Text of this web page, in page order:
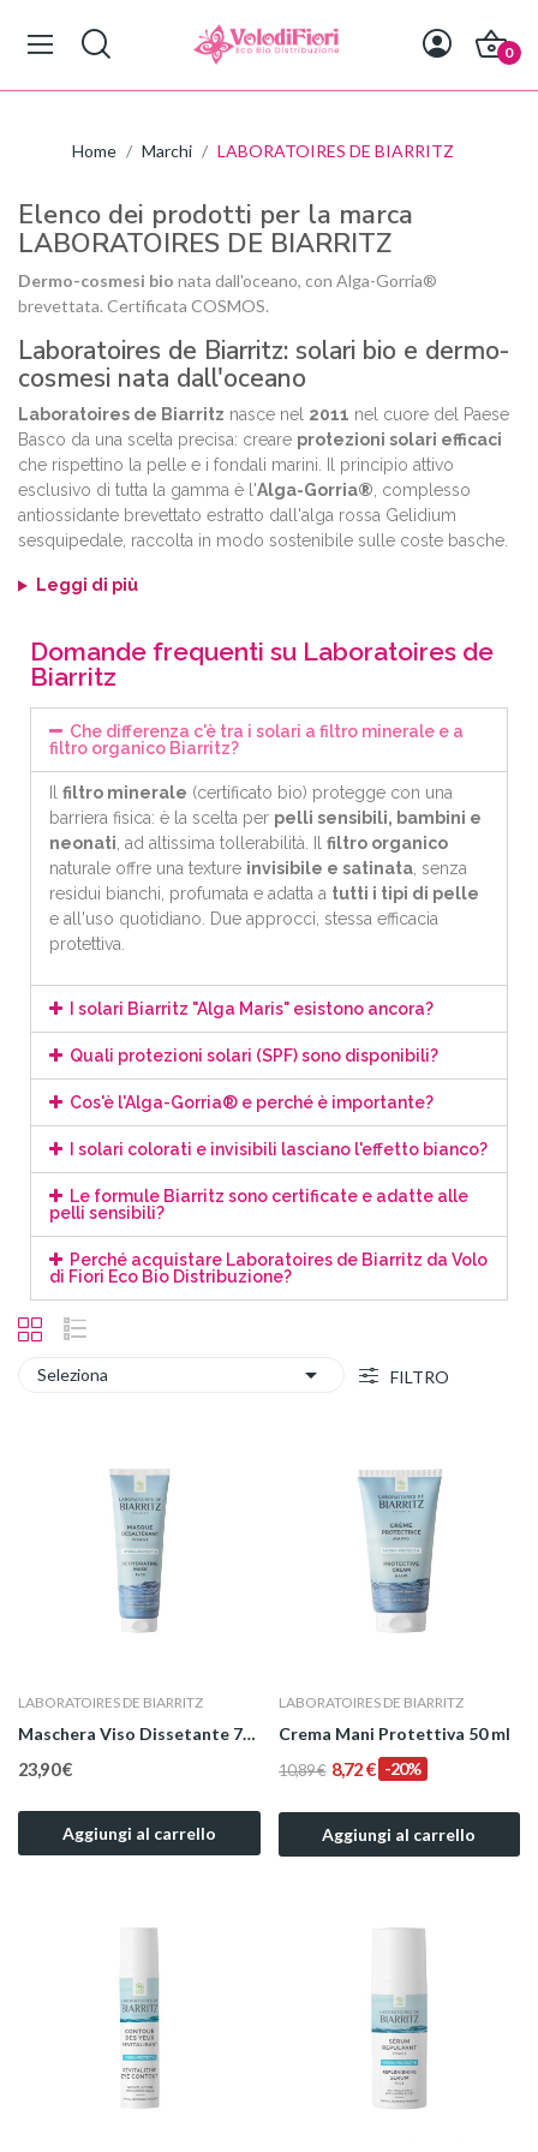
0
Home Marchi LABORATOIRES DE BIARRITZ
Elenco dei prodotti per la marca
LABORATOIRES DE BIARRITZ
Dermo-cosmesi bio nata dall'oceano, con Alga-Gorria®
brevettata. Certificata COSMOS.
Laboratoires de Biarritz: solari bio e dermo-
cosmesi nata dall'oceano
Laboratoires de Biarritz nasce nel 2011 nel cuore del Paese
Basco da una scelta precisa: creare protezioni solari efficaci
che rispettino la pelle e i fondali marini. Il principio attivo
esclusivo di tutta la gamma è l'Alga-Gorria®, complesso
antiossidante brevettato estratto dall'alga rossa Gelidium
sesquipedale, raccolta in modo sostenibile sulle coste basche.
Leggi di più
Domande frequenti su Laboratoires de
Biarritz
Che differenza c'è tra i solari a filtro minerale e a
filtro organico Biarritz?
Il filtro minerale (certificato bio) protegge con una
barriera fisica: è la scelta per pelli sensibili, bambini e
neonati, ad altissima tollerabilità. Il filtro organico
naturale offre una texture invisibile e satinata, senza
residui bianchi, profumata e adatta a tutti i tipi di pelle
e all'uso quotidiano. Due approcci, stessa efficacia
protettiva.
I solari Biarritz "Alga Maris" esistono ancora?
Quali protezioni solari (SPF) sono disponibili?
Cos'è l'Alga-Gorria® e perché è importante?
I solari colorati e invisibili lasciano l'effetto bianco?
Le formule Biarritz sono certificate e adatte alle
pelli sensibili?
Perché acquistare Laboratoires de Biarritz da Volo
di Fiori Eco Bio Distribuzione?
Seleziona  FILTRO
LABORATOIRES DE BIARRITZ
Maschera Viso Dissetante 75 ml
23,90 €
Aggiungi al carrello
LABORATOIRES DE BIARRITZ
Crema Mani Protettiva 50 ml
10,89 € 8,72 € -20%
Aggiungi al carrello